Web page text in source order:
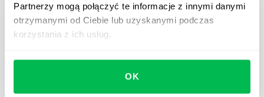
Partnerzy mogą połączyć te informacje z innymi danymi
otrzymanymi od Ciebie lub uzyskanymi podczas
korzystania z ich usług.
OK